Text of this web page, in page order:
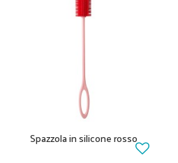
Spazzola in silicone rosso